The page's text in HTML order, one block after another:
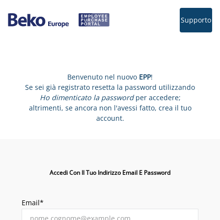
Supporto
Benvenuto nel nuovo EPP!
Se sei già registrato resetta la password utilizzando
Ho dimenticato la passwordper accedere;
altrimenti, se ancora non l'avessi fatto, crea il tuo
account.
Accedi Con Il Tuo Indirizzo Email E Password
Email*